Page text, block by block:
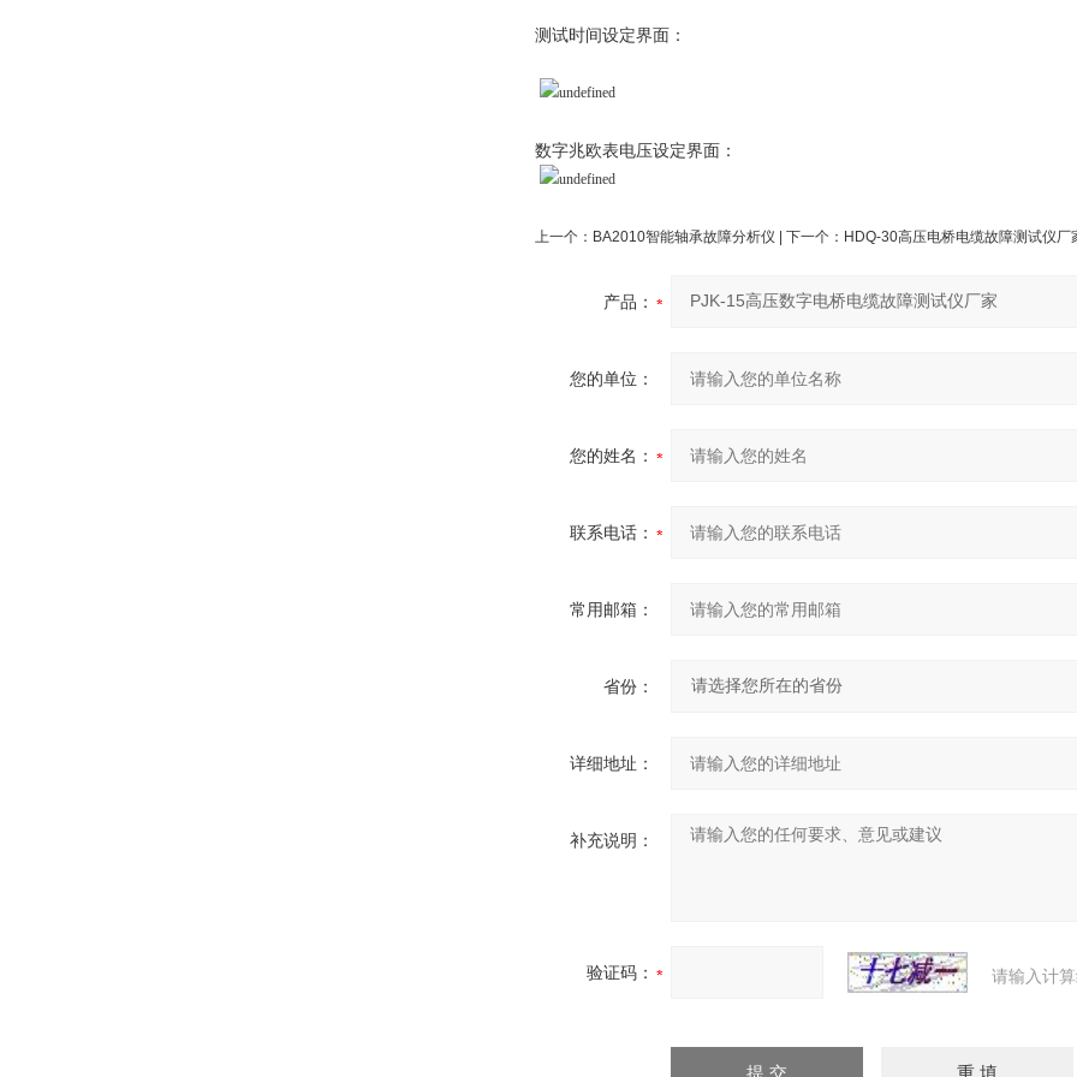
测试时间设定界面：
数字兆欧表电压设定界面：
上一个： BA2010智能轴承故障分析仪 | 下一个： HDQ-30高压电桥电缆故障测试仪厂
产品：
您的单位：
您的姓名：
联系电话：
常用邮箱：
省份：
详细地址：
补充说明：
验证码： 请输入计